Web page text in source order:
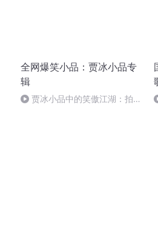
全网爆笑小品：贾冰小品专
辑
贾冰小品中的笑傲江湖：拍马